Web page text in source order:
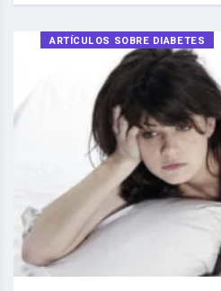
ARTÍCULOS SOBRE DIABETES